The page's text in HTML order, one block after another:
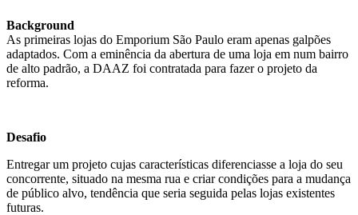
Background
As primeiras lojas do Emporium São Paulo eram apenas galpões
adaptados. Com a eminência da abertura de uma loja em num bairro
de alto padrão, a DAAZ foi contratada para fazer o projeto da
reforma.
Desafio
Entregar um projeto cujas características diferenciasse a loja do seu
concorrente, situado na mesma rua e criar condições para a mudança
de público alvo, tendência que seria seguida pelas lojas existentes
futuras.